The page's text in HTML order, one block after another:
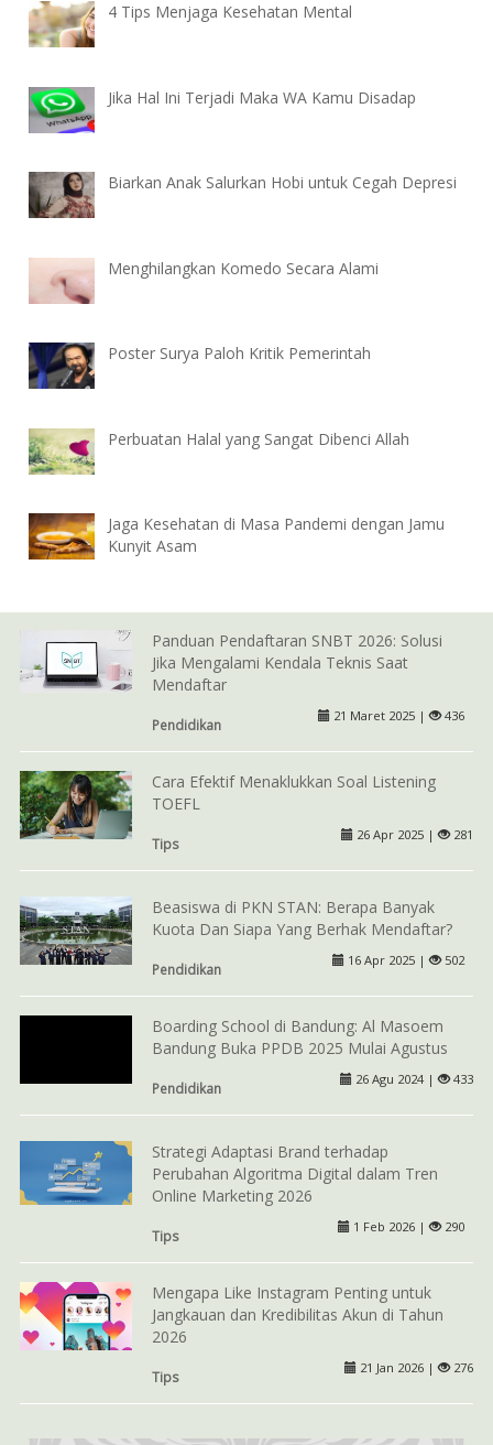
4 Tips Menjaga Kesehatan Mental
Jika Hal Ini Terjadi Maka WA Kamu Disadap
Biarkan Anak Salurkan Hobi untuk Cegah Depresi
Menghilangkan Komedo Secara Alami
Poster Surya Paloh Kritik Pemerintah
Perbuatan Halal yang Sangat Dibenci Allah
Jaga Kesehatan di Masa Pandemi dengan Jamu
Kunyit Asam
Panduan Pendaftaran SNBT 2026: Solusi
Jika Mengalami Kendala Teknis Saat
Mendaftar
Pendidikan
21 Maret 2025 | 436
Cara Efektif Menaklukkan Soal Listening
TOEFL
Tips
26 Apr 2025 | 281
Beasiswa di PKN STAN: Berapa Banyak
Kuota Dan Siapa Yang Berhak Mendaftar?
Pendidikan
16 Apr 2025 | 502
Boarding School di Bandung: Al Masoem
Bandung Buka PPDB 2025 Mulai Agustus
Pendidikan
26 Agu 2024 | 433
Strategi Adaptasi Brand terhadap
Perubahan Algoritma Digital dalam Tren
Online Marketing 2026
Tips
1 Feb 2026 | 290
Mengapa Like Instagram Penting untuk
Jangkauan dan Kredibilitas Akun di Tahun
2026
Tips
21 Jan 2026 | 276